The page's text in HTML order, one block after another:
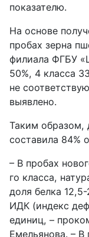
показателю.
На основе
пробах зерна
филиала ФГБУ
50%, 4 класса
не
выявлено.
Таким образом,
составила 84%
– В пробах
го класса,
доля белка
ИДК (индекс
единиц, –
Емельянова. – В